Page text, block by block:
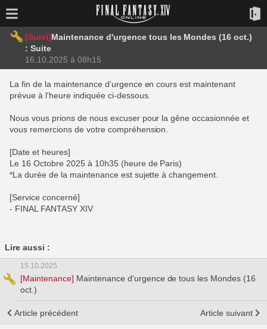
[Suivi]Maintenance d'urgence tous les Mondes (16 oct.)
: Suite
16.10.2025 à 08h15
La fin de la maintenance d'urgence en cours est maintenant
prévue à l'heure indiquée ci-dessous.
Nous vous prions de nous excuser pour la gêne occasionnée et
vous remercions de votre compréhension.
[Date et heures]
Le 16 Octobre 2025 à 10h35 (heure de Paris)
*La durée de la maintenance est sujette à changement.
[Service concerné]
- FINAL FANTASY XIV
Lire aussi :
15.10.2025
[Maintenance] Maintenance d'urgence de tous les Mondes (16
oct.)
Article précédent Article suivant